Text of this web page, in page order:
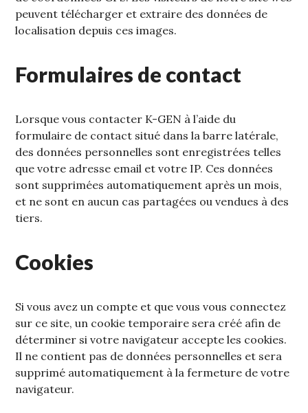
peuvent télécharger et extraire des données de
localisation depuis ces images.
Formulaires de contact
Lorsque vous contacter K-GEN à l’aide du
formulaire de contact situé dans la barre latérale,
des données personnelles sont enregistrées telles
que votre adresse email et votre IP. Ces données
sont supprimées automatiquement après un mois,
et ne sont en aucun cas partagées ou vendues à des
tiers.
Cookies
Si vous avez un compte et que vous vous connectez
sur ce site, un cookie temporaire sera créé afin de
déterminer si votre navigateur accepte les cookies.
Il ne contient pas de données personnelles et sera
supprimé automatiquement à la fermeture de votre
navigateur.